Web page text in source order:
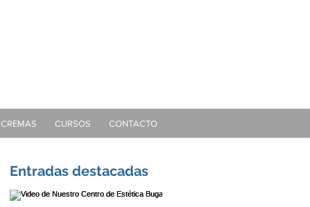
CREMAS CURSOS CONTACTO
Entradas destacadas